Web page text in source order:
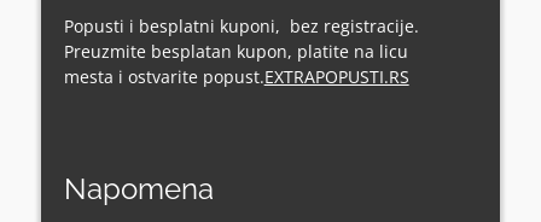
Popusti i besplatni kuponi, bez registracije.
Preuzmite besplatan kupon, platite na licu
mesta i ostvarite popust.EXTRAPOPUSTI.RS
Napomena